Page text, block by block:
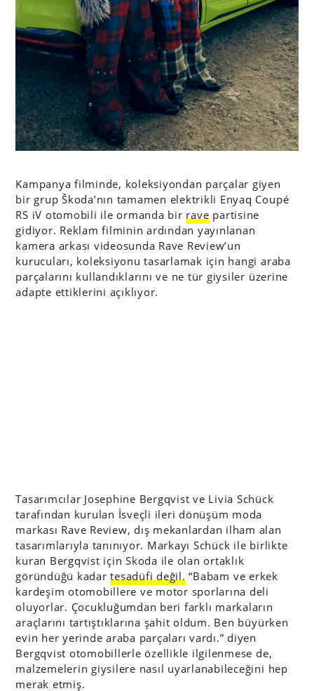
Kampanya filminde, koleksiyondan parçalar giyen
bir grup Škoda’nın tamamen elektrikli Enyaq Coupé
RS iV otomobili ile ormanda bir rave partisine
gidiyor. Reklam filminin ardından yayınlanan
kamera arkası videosunda Rave Review’un
kurucuları, koleksiyonu tasarlamak için hangi araba
parçalarını kullandıklarını ve ne tür giysiler üzerine
adapte ettiklerini açıklıyor.
Tasarımcılar Josephine Bergqvist ve Livia Schück
tarafından kurulan İsveçli ileri dönüşüm moda
markası Rave Review, dış mekanlardan ilham alan
tasarımlarıyla tanınıyor. Markayı Schück ile birlikte
kuran Bergqvist için Skoda ile olan ortaklık
göründüğü kadartesadüfi değil. “Babam ve erkek
kardeşim otomobillere ve motor sporlarına deli
oluyorlar. Çocukluğumdan beri farklı markaların
araçlarını tartıştıklarına şahit oldum. Ben büyürken
evin her yerinde araba parçaları vardı.” diyen
Bergqvist otomobillerle özellikle ilgilenmese de,
malzemelerin giysilere nasıl uyarlanabileceğini hep
merak etmiş.